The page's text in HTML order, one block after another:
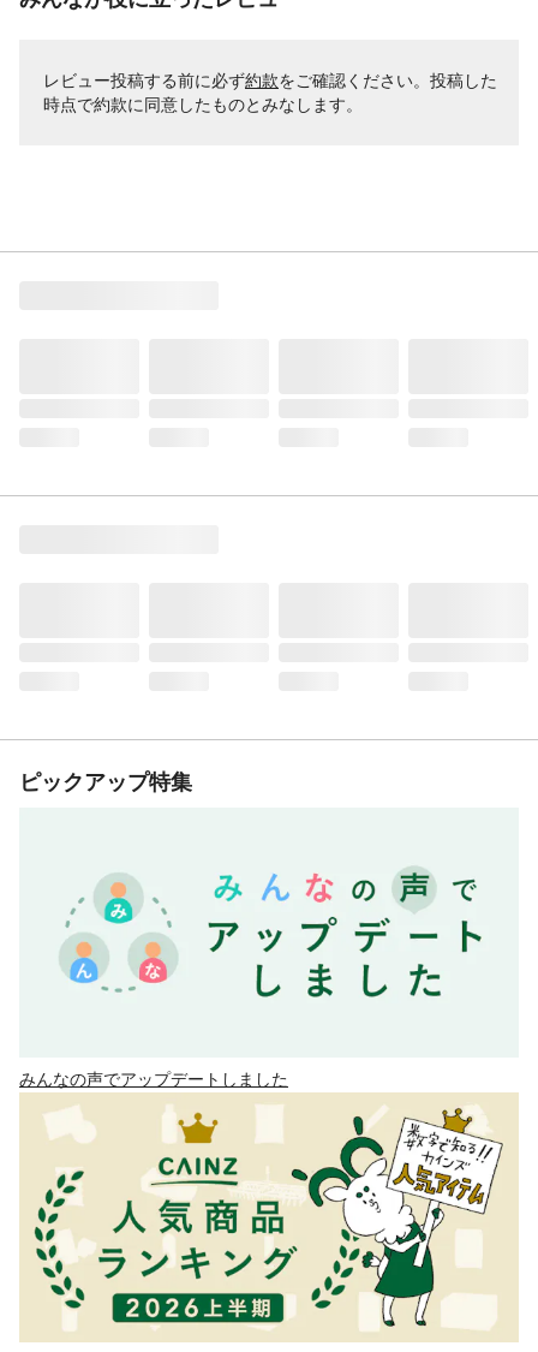
レビュー投稿する前に必ず約款をご確認ください。投稿した
時点で約款に同意したものとみなします。
ピックアップ特集
みんなの声でアップデートしました